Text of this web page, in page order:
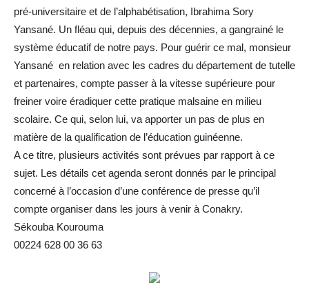
pré-universitaire et de l’alphabétisation, Ibrahima Sory
Yansané. Un fléau qui, depuis des décennies, a gangrainé le
système éducatif de notre pays. Pour guérir ce mal, monsieur
Yansané en relation avec les cadres du département de tutelle
et partenaires, compte passer à la vitesse supérieure pour
freiner voire éradiquer cette pratique malsaine en milieu
scolaire. Ce qui, selon lui, va apporter un pas de plus en
matière de la qualification de l’éducation guinéenne.
A ce titre, plusieurs activités sont prévues par rapport à ce
sujet. Les détails cet agenda seront donnés par le principal
concerné à l’occasion d’une conférence de presse qu’il
compte organiser dans les jours à venir à Conakry.
Sékouba Kourouma
00224 628 00 36 63